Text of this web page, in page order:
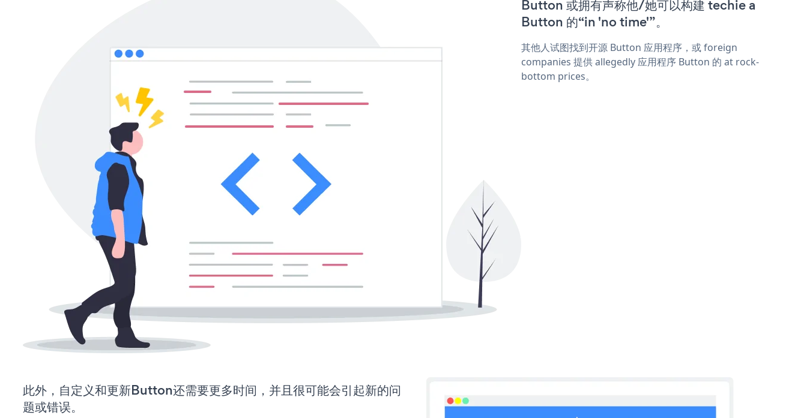
Button 或拥有声称他/她可以构建 techie a
Button 的“in 'no time'”。
其他人试图找到开源 Button 应用程序，或 foreign
companies 提供 allegedly 应用程序 Button 的 at rock-
bottom prices。
此外，自定义和更新Button还需要更多时间，并且很可能会引起新的问
题或错误。